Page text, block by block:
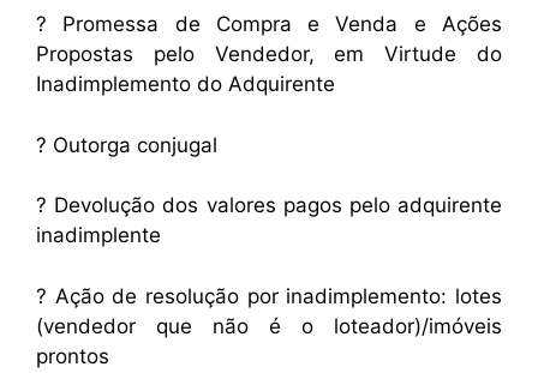
? Promessa de Compra e Venda e Ações
Propostas pelo Vendedor, em Virtude do
Inadimplemento do Adquirente
? Outorga conjugal
? Devolução dos valores pagos pelo adquirente
inadimplente
? Ação de resolução por inadimplemento: lotes
(vendedor que não é o loteador)/imóveis
prontos